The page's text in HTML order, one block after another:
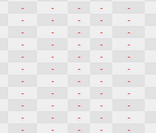
- - - -
-
- - - -
-
- - - -
-
- - - -
-
- - - -
-
- - - -
-
- - - -
-
- - - -
-
- - - -
-
- - - -
-
- - - - -